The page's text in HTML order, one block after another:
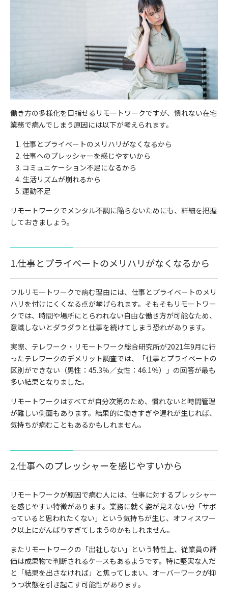
働き方の多様化を目指せるリモートワークですが、慣れない在宅
業務で病んでしまう原因には以下が考えられます。
仕事とプライベートのメリハリがなくなるから
仕事へのプレッシャーを感じやすいから
コミュニケーション不足になるから
生活リズムが崩れるから
運動不足
リモートワークでメンタル不調に陥らないためにも、詳細を把握
しておきましょう。
1.仕事とプライベートのメリハリがなくなるから
フルリモートワークで病む理由には、仕事とプライベートのメリ
ハリを付けにくくなる点が挙げられます。そもそもリモートワー
クでは、時間や場所にとらわれない自由な働き方が可能なため、
意識しないとダラダラと仕事を続けてしまう恐れがあります。
実際、テレワーク・リモートワーク総合研究所が2021年9月に行
ったテレワークのデメリット調査では、「仕事とプライベートの
区別ができない（男性：45.3％／女性：46.1％）」の回答が最も
多い結果となりました。
リモートワークはすべてが自分次第のため、慣れないと時間管理
が難しい側面もあります。結果的に働きすぎや遅れが生じれば、
気持ちが病むこともあるかもしれません。
2.仕事へのプレッシャーを感じやすいから
リモートワークが原因で病む人には、仕事に対するプレッシャー
を感じやすい特徴があります。業務に就く姿が見えない分「サボ
っていると思われたくない」という気持ちが生じ、オフィスワー
ク以上にがんばりすぎてしまうのかもしれません。
またリモートワークの「出社しない」という特性上、従業員の評
価は成果物で判断されるケースもあるようです。特に堅実な人だ
と「結果を出さなければ」と焦ってしまい、オーバーワークが抑
うつ状態を引き起こす可能性があります。